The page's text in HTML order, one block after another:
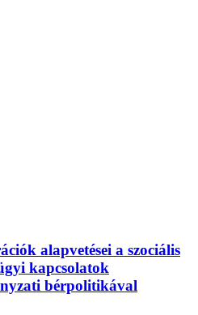
alapvetései a szociális
kapcsolatok
bérpolitikával